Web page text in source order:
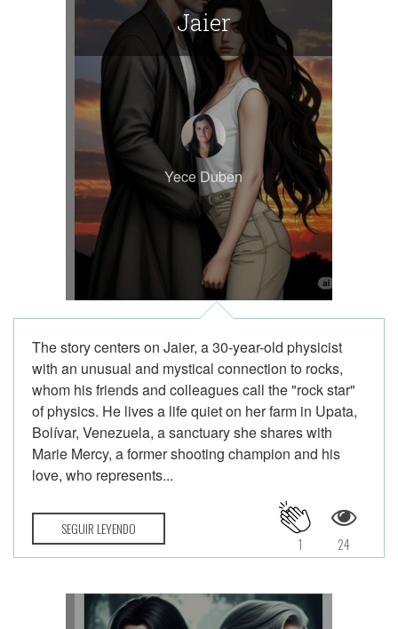
Jaier
Yece Duben
The story centers on Jaier, a 30-year-old physicist
with an unusual and mystical connection to rocks,
whom his friends and colleagues call the "rock star"
of physics. He lives a life quiet on her farm in Upata,
Bolívar, Venezuela, a sanctuary she shares with
Marie Mercy, a former shooting champion and his
love, who represents...
SEGUIR LEYENDO
24
1